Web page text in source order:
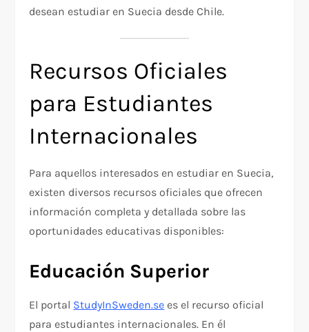
desean estudiar en Suecia desde Chile.
Recursos Oficiales
para Estudiantes
Internacionales
Para aquellos interesados en estudiar en Suecia,
existen diversos recursos oficiales que ofrecen
información completa y detallada sobre las
oportunidades educativas disponibles:
Educación Superior
El portal StudyInSweden.se es el recurso oficial
para estudiantes internacionales. En él